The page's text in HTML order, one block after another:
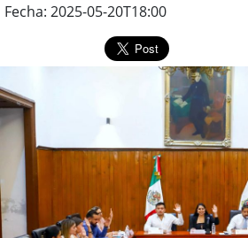
Fecha: 2025-05-20T18:00